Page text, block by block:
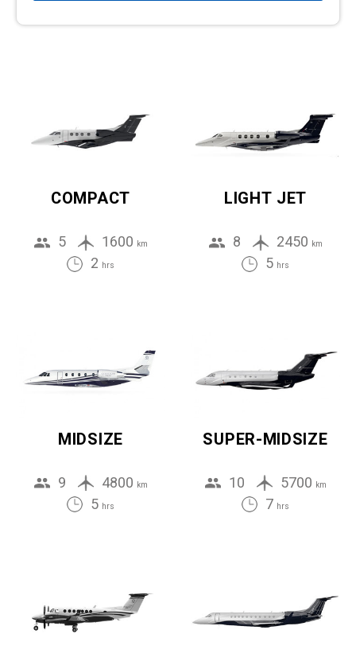
COMPACT
5 1600 km
2 hrs
LIGHT JET
8 2450 km
5 hrs
MIDSIZE
9 4800 km
5 hrs
SUPER-MIDSIZE
10 5700 km
7 hrs